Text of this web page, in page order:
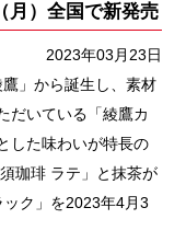
月）全国で新発売
2023年03月23日
」から誕生し、素材
だいている「綾鷹カ
した味わいが特長の
珈琲 ラテ」と抹茶が
ク」を2023年4月3